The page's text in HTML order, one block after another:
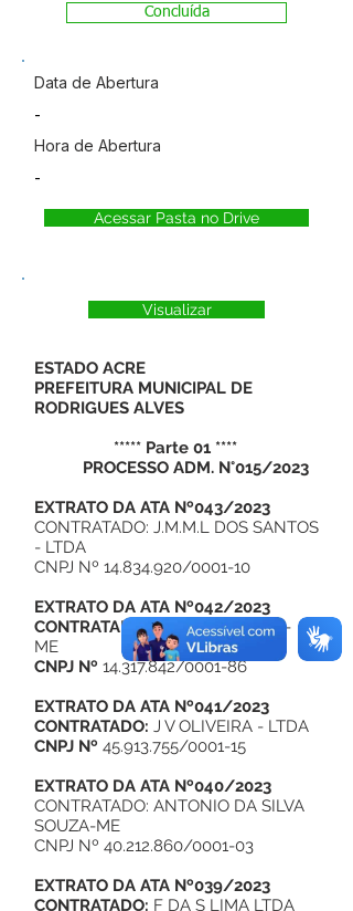
Concluída
Data de Abertura
-
Hora de Abertura
-
Acessar Pasta no Drive
Visualizar
ESTADO ACRE
PREFEITURA MUNICIPAL DE
RODRIGUES ALVES
***** Parte 01 ****
PROCESSO ADM. N°015/2023
EXTRATO DA ATA Nº043/2023
CONTRATADO: J.M.M.L DOS SANTOS
- LTDA
CNPJ Nº 14.834.920/0001-10
EXTRATO DA ATA Nº042/2023
CONTRATADO:A.SOUZA COSTA -
ME
CNPJ Nº 14.317.842/0001-86
EXTRATO DA ATA Nº041/2023
CONTRATADO: J V OLIVEIRA - LTDA
CNPJ Nº 45.913.755/0001-15
EXTRATO DA ATA Nº040/2023
CONTRATADO: ANTONIO DA SILVA
SOUZA-ME
CNPJ Nº 40.212.860/0001-03
EXTRATO DA ATA Nº039/2023
CONTRATADO: F DA S LIMA LTDA